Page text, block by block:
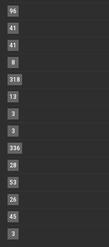
96
41
41
8
318
13
3
3
336
28
53
26
45
3